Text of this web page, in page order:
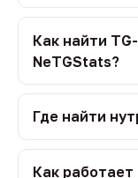
Как найти
NeTGStats?
Где найти
Как работает